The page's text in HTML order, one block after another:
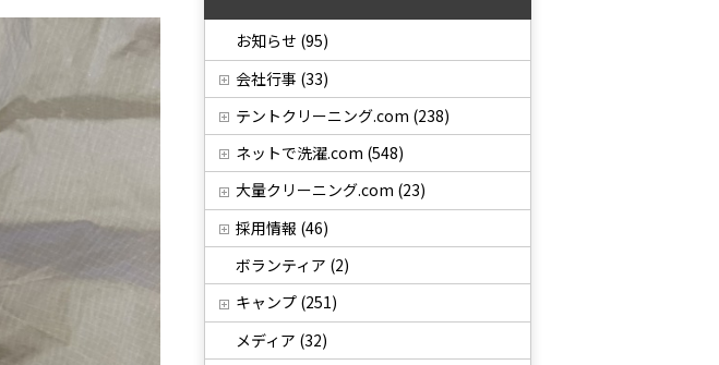
お知らせ (95)
会社行事 (33)
テントクリーニング.com (238)
ネットで洗濯.com (548)
大量クリーニング.com (23)
採用情報 (46)
ボランティア (2)
キャンプ (251)
メディア (32)